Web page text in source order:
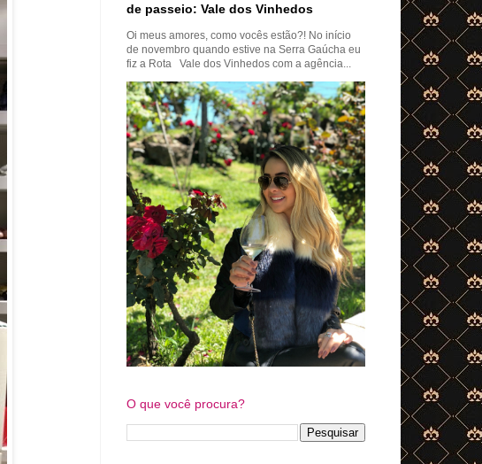
de passeio: Vale dos Vinhedos
Oi meus amores, como vocês estão?! No início
de novembro quando estive na Serra Gaúcha eu
fiz a Rota Vale dos Vinhedos com a agência...
O que você procura?